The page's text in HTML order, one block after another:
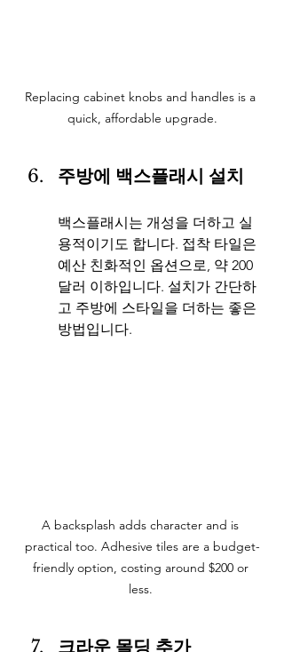
Replacing cabinet knobs and handles is a
quick, affordable upgrade.
주방에 백스플래시 설치
백스플래시는 개성을 더하고 실
용적이기도 합니다. 접착 타일은
예산 친화적인 옵션으로, 약 200
달러 이하입니다. 설치가 간단하
고 주방에 스타일을 더하는 좋은
방법입니다.
A backsplash adds character and is
practical too. Adhesive tiles are a budget-
friendly option, costing around $200 or
less.
크라운 몰딩 추가